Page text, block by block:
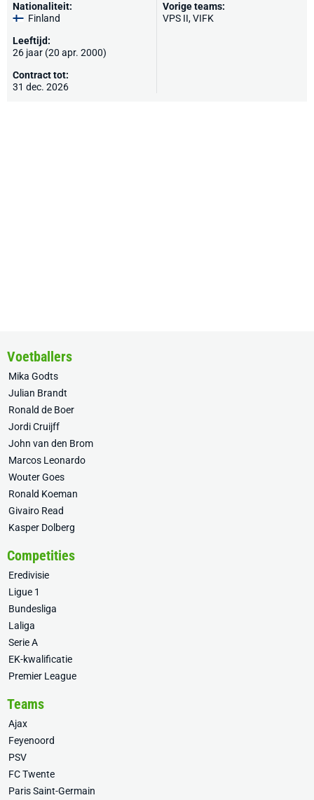
Nationaliteit:
Finland
Leeftijd:
26 jaar (20 apr. 2000)
Contract tot:
31 dec. 2026
Vorige teams:
VPS II, VIFK
Voetballers
Mika Godts
Julian Brandt
Ronald de Boer
Jordi Cruijff
John van den Brom
Marcos Leonardo
Wouter Goes
Ronald Koeman
Givairo Read
Kasper Dolberg
Competities
Eredivisie
Ligue 1
Bundesliga
Laliga
Serie A
EK-kwalificatie
Premier League
Teams
Ajax
Feyenoord
PSV
FC Twente
Paris Saint-Germain